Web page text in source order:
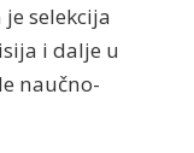
selekcija
i dalje u
naučno-